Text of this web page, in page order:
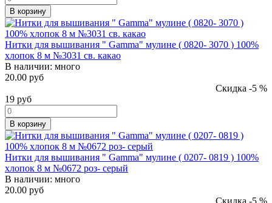
В корзину
Нитки для вышивания " Gamma" мулине ( 0820- 3070 ) 100%
хлопок 8 м №3031 св. какао
В наличии: много
20.00 руб
Скидка -5 %
19 руб
В корзину
Нитки для вышивания " Gamma" мулине ( 0207- 0819 ) 100%
хлопок 8 м №0672 роз- серый
В наличии: много
20.00 руб
Скидка -5 %